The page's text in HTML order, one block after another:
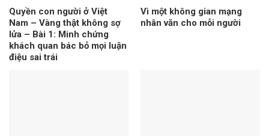
Quyền con người ở Việt
Nam – Vàng thật không sợ
lửa – Bài 1: Minh chứng
khách quan bác bỏ mọi luận
điệu sai trái
Vì một không gian mạng
nhân văn cho mỗi người